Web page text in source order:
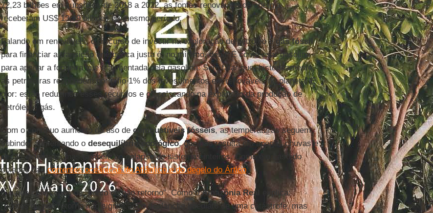
72,23 bilhões em subsídios de 2018 a 2022, as fontes renováveis de energia
receberam US$ 13,39 bilhões no mesmo período.
Falando em renováveis, o discurso de investir na exploração de petróleo egás fóssil
para financiar a transição energética justa é, no mínimo, débil. É como usar gasolina
para apagar a fogueira que é alimentada pela gasolina. Sem falar que, historicamente,
as petroleiras respondem por pífio 1% dos investimentos em renováveis no planeta. E
pior: estão reduzindo esses recursos e os colocando na expansão da produção de
petróleo e gás.
Com o contínuo aumento do uso decombustíveis fósseis, as temperaturas seguem
subindo, aumentando o desequilíbrio ecológico, que não resulta em apenas chuvas e
secas extremas, mas também no colapso de sistemas inteiros. Como é o caso do
colapso dascorrentes oceânicas do Atlântico e do degelo do Ártico.
É o que chamamos de “ponto de não retorno”. Como oAmazônia Real
explica:
“pontos de não retorno não significam o deslanche imediato de uma catástrofe, mas